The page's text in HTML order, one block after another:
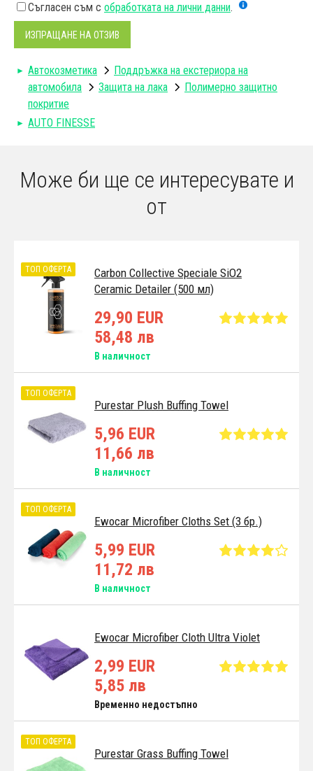
Съгласен съм с обработката на лични данни.
ИЗПРАЩАНЕ НА ОТЗИВ
Автокозметика
Поддръжка на екстериора на
автомобила
Защита на лака
Полимерно защитно
покритие
AUTO FINESSE
Може би ще се интересувате и
от
Carbon Collective Speciale SiO2
Ceramic Detailer (500 мл)
ТОП ОФЕРТА
29,90 EUR
58,48 лв
В наличност
Purestar Plush Buffing Towel
ТОП ОФЕРТА
5,96 EUR
11,66 лв
В наличност
Ewocar Microfiber Cloths Set (3 бр.)
ТОП ОФЕРТА
5,99 EUR
11,72 лв
В наличност
Ewocar Microfiber Cloth Ultra Violet
2,99 EUR
5,85 лв
Временно недостъпно
Purestar Grass Buffing Towel
ТОП ОФЕРТА